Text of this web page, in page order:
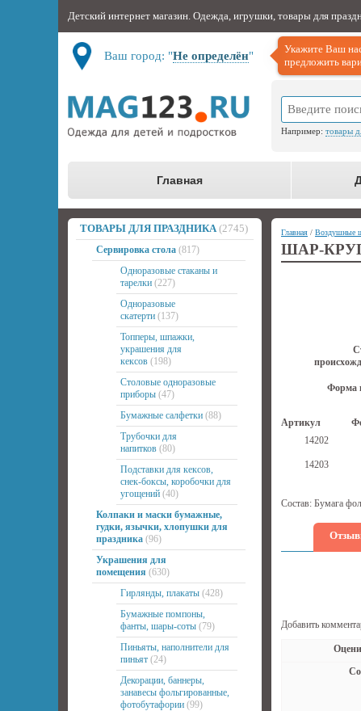
Детский интернет магазин. Одежда, игрушки, товары для
Ваш город: "Не определён"
Укажите Ваш
предложить
Например: товары
Главная
ТОВАРЫ ДЛЯ ПРАЗДНИКА (2745)
Сервировка стола (817)
Одноразовые стаканы и
тарелки (227)
Одноразовые
скатерти (137)
Топперы, шпажки,
украшения для
кексов (198)
Столовые одноразовые
приборы (47)
Бумажные салфетки (88)
Трубочки для
напитков (80)
Подставки для кексов,
снек-боксы, коробочки для
угощений (40)
Колпаки и маски бумажные,
гудки, язычки, хлопушки для
праздника (96)
Украшения для
помещения (630)
Гирлянды, плакаты (428)
Бумажные помпоны,
фанты, шары-соты (79)
Пиньяты, наполнители для
пиньят (24)
Декорации, баннеры,
занавесы фольгированные,
фотобутафории (99)
Главная / Воздушные
ШАР-
Форма
Артикул
14202
14203
Состав: Бумага
Добавить